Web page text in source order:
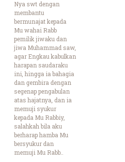
Nya swt dengan
membantu
bermunajat kepada
Mu wahai Rabb
pemilik jiwaku dan
jiwa Muhammad saw,
agar Engkau kabulkan
harapan saudaraku
ini, hingga ia bahagia
dan gembira dengan
segenap pengabulan
atas hajatnya, dan ia
memuji syukur
kepada Mu Rabbiy,
salahkah bila aku
berharap hamba Mu
bersyukur dan
memuji Mu Rabb..